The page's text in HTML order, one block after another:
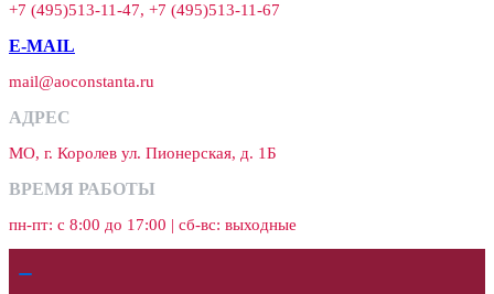
+7 (495)513-11-47, +7 (495)513-11-67
E-MAIL
mail@aoconstanta.ru
АДРЕС
МО, г. Королев ул. Пионерская, д. 1Б
ВРЕМЯ РАБОТЫ
пн-пт: с 8:00 до 17:00 | сб-вс: выходные